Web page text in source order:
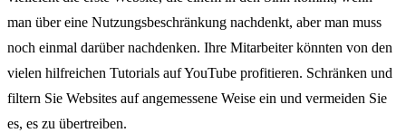
man über eine Nutzungsbeschränkung nachdenkt, aber man muss
noch einmal darüber nachdenken. Ihre Mitarbeiter könnten von den
vielen hilfreichen Tutorials auf YouTube profitieren. Schränken und
filtern Sie Websites auf angemessene Weise ein und vermeiden Sie
es, es zu übertreiben.